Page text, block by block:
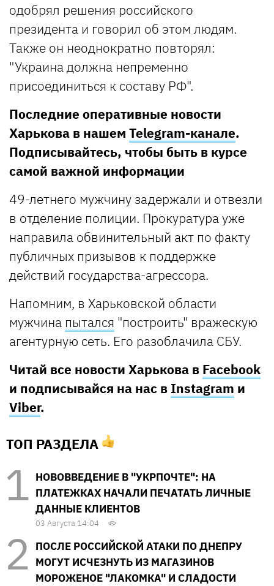
одобрял решения российского
президента и говорил об этом людям.
Также он неоднократно повторял:
"Украина должна непременно
присоединиться к составу РФ".
Последние оперативные новости
Харькова в нашем Telegram-канале.
Подписывайтесь, чтобы быть в курсе
самой важной информации
49-летнего мужчину задержали и отвезли
в отделение полиции. Прокуратура уже
направила обвинительный акт по факту
публичных призывов к поддержке
действий государства-агрессора.
Напомним, в Харьковской области
мужчина пытался "построить" вражескую
агентурную сеть. Его разоблачила СБУ.
Читай все новости Харькова в Facebook
и подписывайся на нас в Instagram и
Viber.
ТОП РАЗДЕЛА
НОВОВВЕДЕНИЕ В "УКРПОЧТЕ": НА
ПЛАТЕЖКАХ НАЧАЛИ ПЕЧАТАТЬ ЛИЧНЫЕ
ДАННЫЕ КЛИЕНТОВ
03 Августа 14:04
ПОСЛЕ РОССИЙСКОЙ АТАКИ ПО ДНЕПРУ
МОГУТ ИСЧЕЗНУТЬ ИЗ МАГАЗИНОВ
МОРОЖЕНОЕ "ЛАКОМКА" И СЛАДОСТИ